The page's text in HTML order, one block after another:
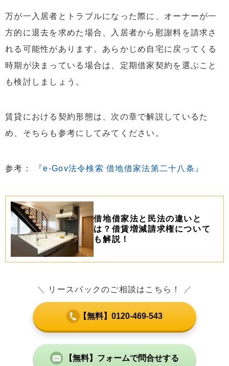
万が一入居者とトラブルになった際に、オーナーが一
方的に退去を求めた場合、入居者から慰謝料を請求さ
れる可能性があります。あらかじめ自宅に戻ってくる
時期が決まっている場合は、定期借家契約を選ぶこと
も検討しましょう。
賃貸における契約形態は、次の章で解説しているた
め、そちらも参考にしてみてください。
参考： 『e-Gov法令検索 借地借家法第二十八条』
借地借家法と民法の違いと
は？借賃増減請求権について
も解説！
＼ リースバックのご相談はこちら！ ／
【無料】0120-469-543
【無料】フォームで問合せする